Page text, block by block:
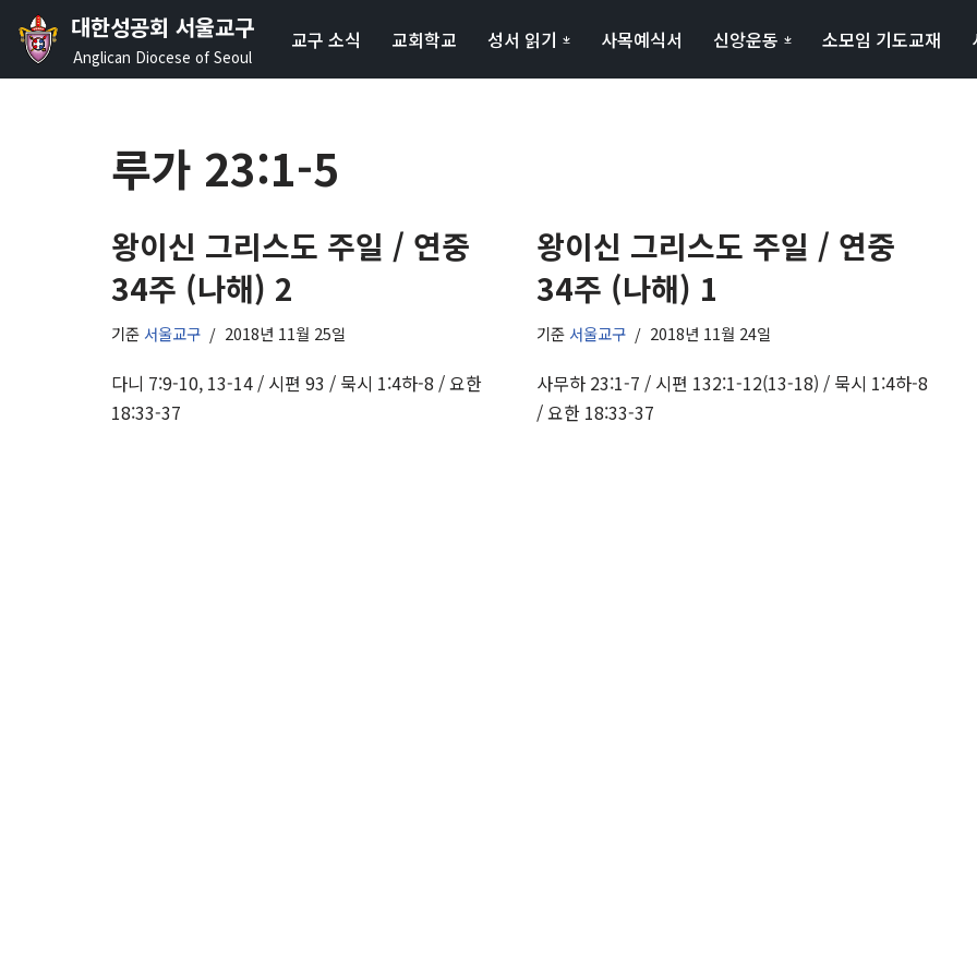
콘
대한성공회 서울교구
Anglican Diocese of Seoul
교구 소식 교회학교 성서 읽기 사목예식서 신앙운동 소모임 기도교재
루가 23:1-5
왕이신 그리스도 주일 / 연중
34주 (나해) 2
기준 서울교구 2018년 11월 25일
다니 7:9-10, 13-14 / 시편 93 / 묵시 1:4하-8 / 요한
18:33-37
왕이신 그리스도 주일 / 연중
34주 (나해) 1
기준 서울교구 2018년 11월 24일
사무하 23:1-7 / 시편 132:1-12(13-18) / 묵시 1:4하-8
/ 요한 18:33-37